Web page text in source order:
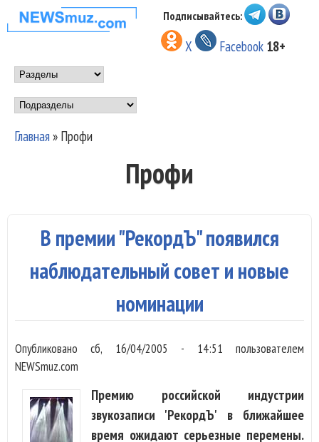
Перейти к основному
содержанию
НОВОСТИ
МУЗЫКИ И
ШОУ БИЗНЕСА
NEWSMUZ.COM
Подписывайтесь:
X Facebook 18+
Main menu
Подразделы
Вы здесь
Главная» Профи
Профи
В премии "РекордЪ" появился
наблюдательный совет и новые
номинации
Опубликованосб, 16/04/2005 - 14:51 пользователем
NEWSmuz.com
Премию российской индустрии
звукозаписи 'РекордЪ' в ближайшее
время ожидают серьезные перемены.